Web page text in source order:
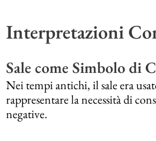
Interpretazioni
Sale come Simbolo di
Nei tempi antichi, il sale era
rappresentare la necessità di
negative.